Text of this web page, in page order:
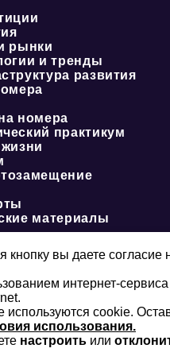
рынки
и тренды
развития
номера
практикум
материалы
кнопку вы даете согласие
интернет-
используются cookie.
использования.
настроить или